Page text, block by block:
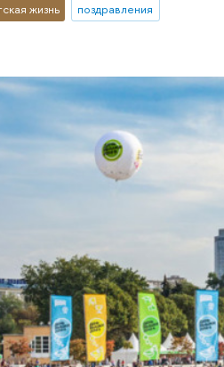
жизнь поздравления